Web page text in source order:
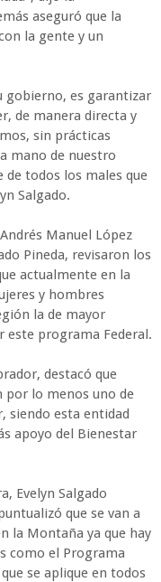
aseguró que la
la gente y un
gobierno, es garantizar
de manera directa y
sin prácticas
mano de nuestro
de todos los males que
Salgado.
Manuel López
Pineda, revisaron los
actualmente en la
y hombres
la de mayor
este programa Federal.
destacó que
por lo menos uno de
siendo esta entidad
apoyo del Bienestar
Evelyn Salgado
que se van a
la Montaña ya que hay
como el Programa
se aplique en todos